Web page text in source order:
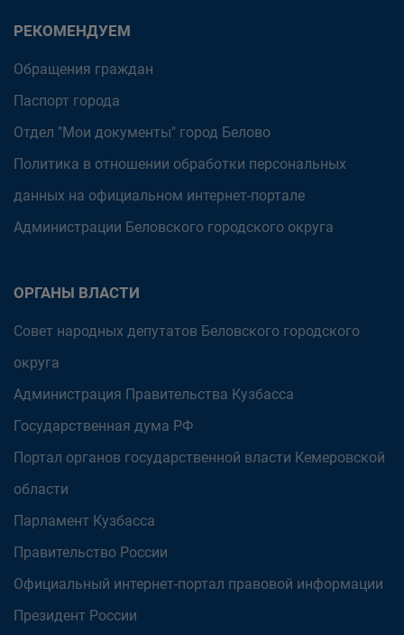
РЕКОМЕНДУЕМ
Обращения граждан
Паспорт города
Отдел "Мои документы" город Белово
Политика в отношении обработки персональных
данных на официальном интернет-портале
Администрации Беловского городского округа
ОРГАНЫ ВЛАСТИ
Совет народных депутатов Беловского городского
округа
Администрация Правительства Кузбасса
Государственная дума РФ
Портал органов государственной власти Кемеровской
области
Парламент Кузбасса
Правительство России
Официальный интернет-портал правовой информации
Президент России